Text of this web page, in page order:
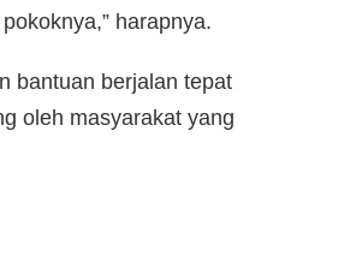
harapnya.
bantuan berjalan tepat
oleh masyarakat yang